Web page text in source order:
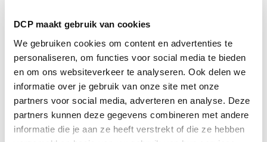
DCP maakt gebruik van cookies
We gebruiken cookies om content en advertenties te
personaliseren, om functies voor social media te bieden
en om ons websiteverkeer te analyseren. Ook delen we
informatie over je gebruik van onze site met onze
partners voor social media, adverteren en analyse. Deze
partners kunnen deze gegevens combineren met andere
informatie die je aan ze heeft verstrekt of die ze hebben
Schrijf je eigen review
Je plaatst een review over: Badgehouder vinyl
horizontaal transparant met oranje rand binnenmaat
93x116 mm
Je waardering
Waardering